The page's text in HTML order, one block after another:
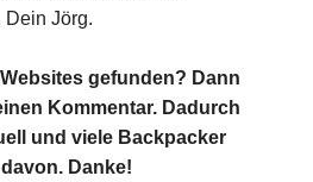
Dein Jörg.
gefunden? Dann
Kommentar. Dadurch
und viele Backpacker
Danke!